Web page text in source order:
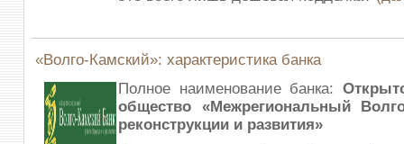
«Волго-Камский»: характеристика банка
Полное наименование банка:
общество «Межрегиональный
реконструкции и развития»